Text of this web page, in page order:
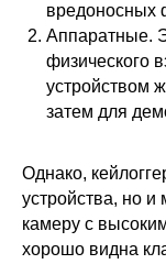
вредоносных
Аппаратные.
физического
устройством
затем для
Однако,
устройства, но и
камеру с
хорошо видна